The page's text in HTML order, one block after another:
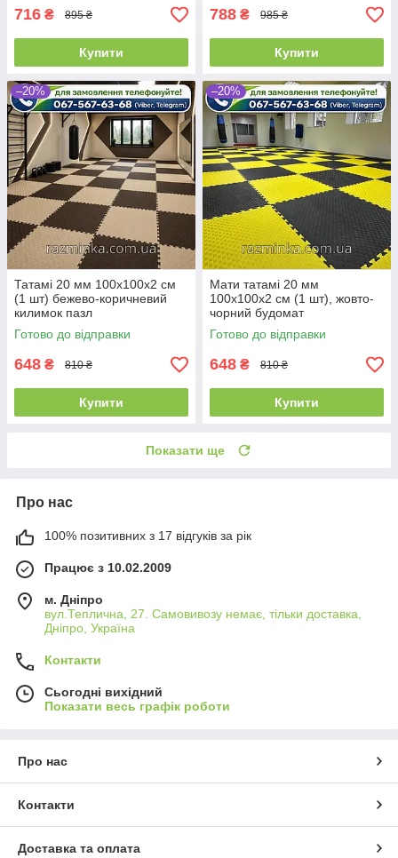
716 ₴ 895 ₴
Купити
788 ₴ 985 ₴
Купити
–20%
Татамі 20 мм 100х100х2 см
(1 шт) бежево-коричневий
килимок пазл
Готово до відправки
648 ₴ 810 ₴
Купити
–20%
Мати татамі 20 мм
100х100х2 см (1 шт), жовто-
чорний будомат
Готово до відправки
648 ₴ 810 ₴
Купити
Показати ще
Про нас
100% позитивних з 17 відгуків за рік
Працює з 10.02.2009
м. Дніпро
вул.Теплична, 27. Самовивозу немає, тільки доставка,
Дніпро, Україна
Контакти
Сьогодні вихідний
Показати весь графік роботи
Про нас
Контакти
Доставка та оплата